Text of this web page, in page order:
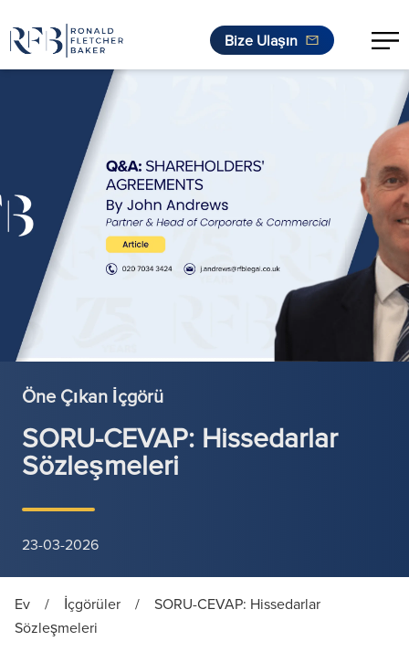
Bize Ulaşın
Öne Çıkan İçgörü
SORU-CEVAP: Hissedarlar
Sözleşmeleri
23-03-2026
Ev / İçgörüler /
SORU-CEVAP: Hissedarlar
Sözleşmeleri